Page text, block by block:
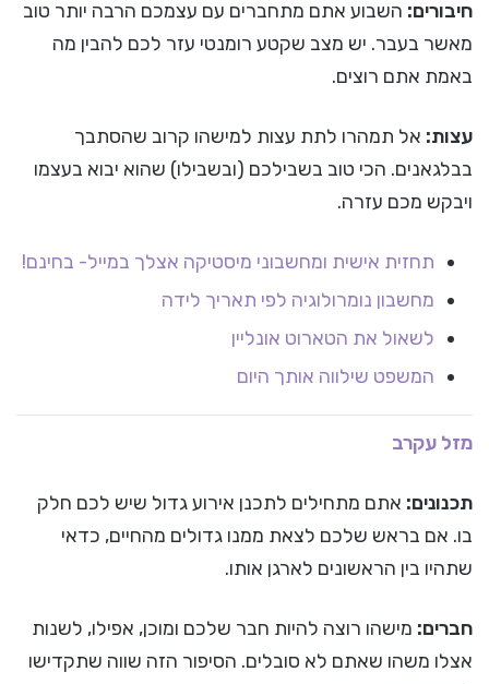
חיבורים: השבוע אתם מתחברים עם עצמכם הרבה יותר טוב
מאשר בעבר. יש מצב שקטע רומנטי עזר לכם להבין מה
באמת אתם רוצים.
עצות: אל תמהרו לתת עצות למישהו קרוב שהסתבך
בבלגאנים. הכי טוב בשבילכם (ובשבילו) שהוא יבוא בעצמו
ויבקש מכם עזרה.
תחזית אישית ומחשבוני מיסטיקה אצלך במייל- בחינם!
מחשבון נומרולוגיה לפי תאריך לידה
לשאול את הטארוט אונליין
המשפט שילווה אותך היום
מזל עקרב
תכנונים: אתם מתחילים לתכנן אירוע גדול שיש לכם חלק
בו. אם בראש שלכם לצאת ממנו גדולים מהחיים, כדאי
שתהיו בין הראשונים לארגן אותו.
חברים: מישהו רוצה להיות חבר שלכם ומוכן, אפילו, לשנות
אצלו משהו שאתם לא סובלים. הסיפור הזה שווה שתקדישו